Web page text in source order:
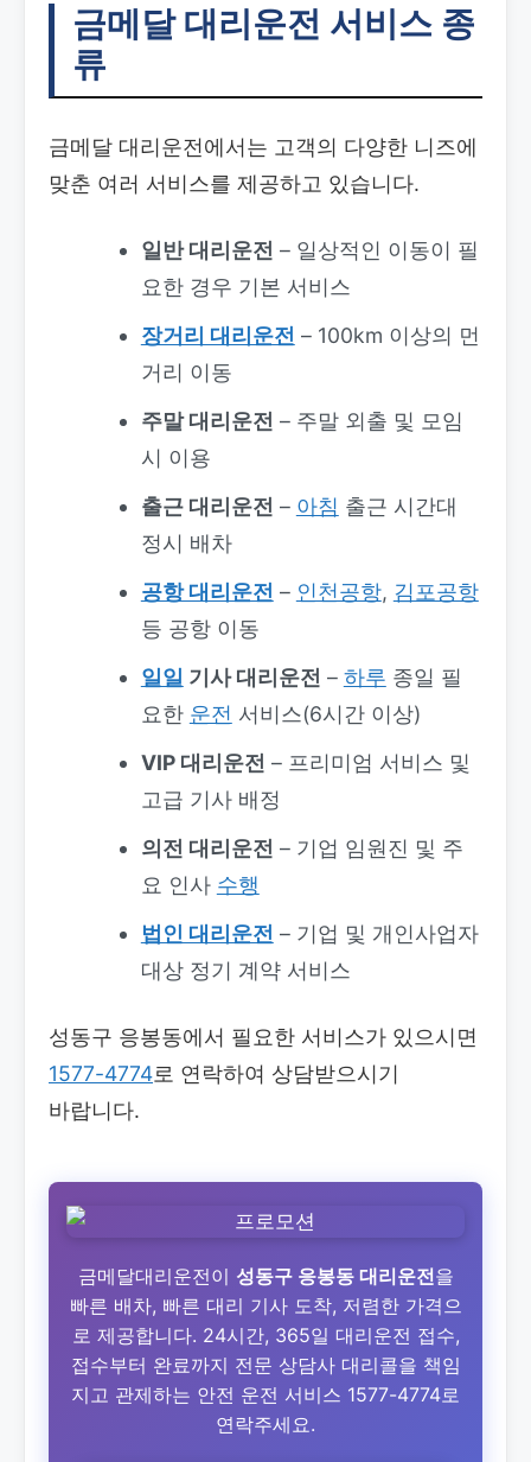
금메달 대리운전 서비스 종
류
금메달 대리운전에서는 고객의 다양한 니즈에
맞춘 여러 서비스를 제공하고 있습니다.
일반 대리운전 – 일상적인 이동이 필
요한 경우 기본 서비스
장거리 대리운전 – 100km 이상의 먼
거리 이동
주말 대리운전 – 주말 외출 및 모임
시 이용
출근 대리운전 – 아침 출근 시간대
정시 배차
공항 대리운전 – 인천공항, 김포공항
등 공항 이동
일일 기사 대리운전 – 하루 종일 필
요한 운전 서비스(6시간 이상)
VIP 대리운전 – 프리미엄 서비스 및
고급 기사 배정
의전 대리운전 – 기업 임원진 및 주
요 인사 수행
법인 대리운전 – 기업 및 개인사업자
대상 정기 계약 서비스
성동구 응봉동에서 필요한 서비스가 있으시면
1577-4774로 연락하여 상담받으시기
바랍니다.
금메달대리운전이 성동구 응봉동 대리운전을
빠른 배차, 빠른 대리 기사 도착, 저렴한 가격으
로 제공합니다. 24시간, 365일 대리운전 접수,
접수부터 완료까지 전문 상담사 대리콜을 책임
지고 관제하는 안전 운전 서비스 1577-4774로
연락주세요.